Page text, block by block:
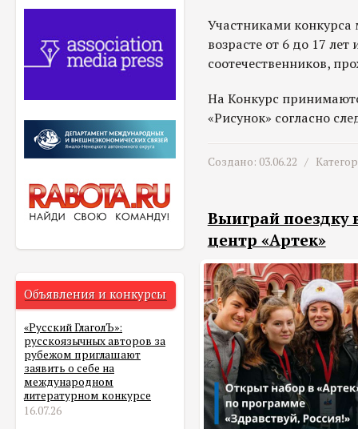
Объявления и конкурсы
«Русский ГлаголЪ»:
русскоязычных авторов за
рубежом приглашают
заявить о себе на
международном
литературном конкурсе
16.07.26
Участниками конкурса
возрасте от 6 до 17 лет
соотечественников,
На Конкурс
«Рисунок» согласно
Создано: 03.06.22 /
Выиграй
центр «Артек»